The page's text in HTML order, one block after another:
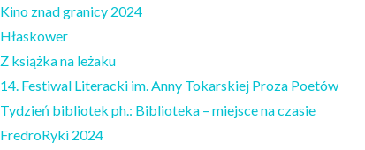
Kino znad granicy 2024
Hłaskower
Z książka na leżaku
14. Festiwal Literacki im. Anny Tokarskiej Proza Poetów
Tydzień bibliotek ph.: Biblioteka – miejsce na czasie
FredroRyki 2024